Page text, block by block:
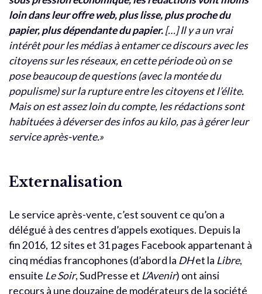
loin dans leur offre web, plus lisse, plus proche du
papier, plus dépendante du papier.[…] Il y a un vrai
intérêt pour les médias à entamer ce discours avec les
citoyens sur les réseaux, en cette période où on se
pose beaucoup de questions (avec la montée du
populisme) sur la rupture entre les citoyens et l’élite.
Mais on est assez loin du compte, les rédactions sont
habituées à déverser des infos au kilo, pas à gérer leur
service après-vente.»
Externalisation
Le service après-vente, c’est souvent ce qu’on a
délégué à des centres d’appels exotiques. Depuis la
fin 2016, 12 sites et 31 pages Facebook appartenant à
cinq médias francophones (d’abord la DHet la Libre,
ensuite Le Soir, SudPresse et L’Avenir) ont ainsi
recours à une douzaine de modérateurs de la société